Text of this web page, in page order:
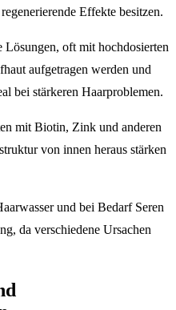
Effekte besitzen.
oft mit hochdosierten
aufgetragen werden und
bei stärkeren Haarproblemen.
mit Biotin, Zink und anderen
von innen heraus stärken
und bei Bedarf Seren
da verschiedene Ursachen